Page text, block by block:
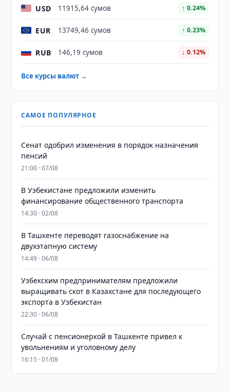
USD 11915,64 сумов ↑ 0.24%
EUR 13749,46 сумов ↑ 0.23%
RUB 146,19 сумов ↓ 0.12%
Все курсы валют →
САМОЕ ПОПУЛЯРНОЕ
Сенат одобрил изменения в порядок назначения
пенсий
21:00 · 07/08
В Узбекистане предложили изменить
финансирование общественного транспорта
14:30 · 02/08
В Ташкенте переводят газоснабжение на
двухэтапную систему
14:49 · 06/08
Узбекским предпринимателям предложили
выращивать скот в Казахстане для последующего
экспорта в Узбекистан
22:30 · 06/08
Случай с пенсионеркой в Ташкенте привел к
увольнениям и уголовному делу
16:15 · 01/08